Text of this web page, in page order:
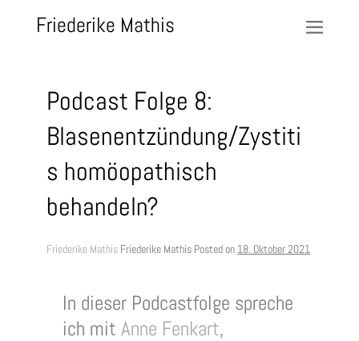
Friederike Mathis
Podcast Folge 8:
Blasenentzündung/Zystiti
s homöopathisch
behandeln?
Friederike Mathis Friederike Mathis Posted on 18. Oktober 2021
In dieser Podcastfolge spreche
ich mit Anne Fenkart,